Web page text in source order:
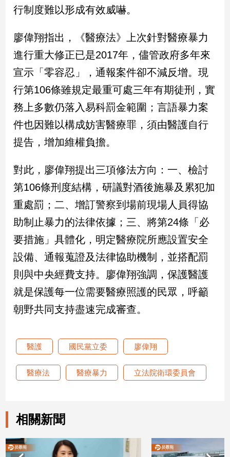
地
方
新
冠
病
專
區
南
台
觀
南
台
灣
觀
點
娛
樂
星
聞
流
行/
追
星
行制度難以形成有效威嚇。
廖偉翔指出，《醫療法》上次針對醫療暴力
進行重大修正已是2017年，儘管政府多年來
宣示「零容忍」，通報案件卻不減反增。現
行第106條雖規定最重可處三年有期徒刑，實
務上多數仍落入易科罰金範圍；言語暴力案
件也因難以構成妨害醫療罪，須由醫護自行
提告，增加維權負擔。
對此，廖偉翔提出三項修法方向：一、檢討
第106條刑度結構，研議對酒後施暴及累犯加
重處罰；二、增訂警察到場前現場人員得協
助制止暴力的法律依據；三、將第24條「必
要措施」具體化，明定醫療院所應設置安全
設備、通報蒐證及法律協助機制，並搭配罰
則與中央經費支持。廖偉翔強調，保護醫護
就是保護每一位需要醫療照護的民眾，呼籲
朝野共同支持盡速完成審查。
醫護 國民黨立委 廖偉翔
醫療法 醫療暴力 立法院衛環委員會
相關新聞